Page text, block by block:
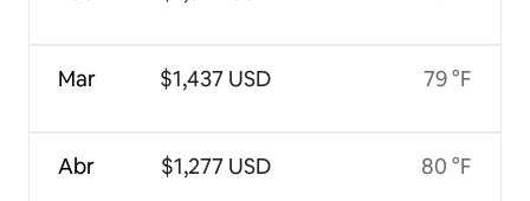
Mar
Abr
$1,437 USD
$1,277 USD
79 °F
80 °F